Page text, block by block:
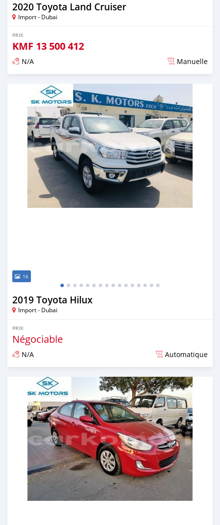
2020 Toyota Land Cruiser
Import - Dubai
PRIX
KMF 13 500 412
N/A Manuelle
Publié il y a presque 6 ans
16
2019 Toyota Hilux
Import - Dubai
PRIX
Négociable
N/A Automatique
Publié il y a presque 6 ans